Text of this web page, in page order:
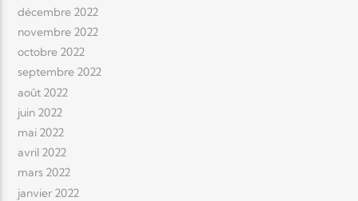
décembre 2022
novembre 2022
octobre 2022
septembre 2022
août 2022
juin 2022
mai 2022
avril 2022
mars 2022
janvier 2022